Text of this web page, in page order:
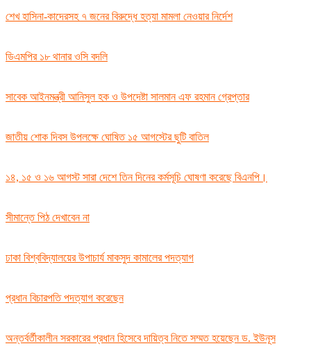
শেখ হাসিনা-কাদেরসহ ৭ জনের বিরুদ্ধে হত্যা মামলা নেওয়ার নির্দেশ
ডিএমপির ১৮ থানার ওসি বদলি
সাবেক আইনমন্ত্রী আনিসুল হক ও উপদেষ্টা সালমান এফ রহমান গ্রেপ্তার
জাতীয় শোক দিবস উপলক্ষে ঘোষিত ১৫ আগস্টের ছুটি বাতিল
১৪, ১৫ ও ১৬ আগস্ট সারা দেশে তিন দিনের কর্মসূচি ঘোষণা করেছে বিএনপি।
সীমান্তে পিঠ দেখাবেন না
ঢাকা বিশ্ববিদ্যালয়ের উপাচার্য মাকসুদ কামালের পদত্যাগ
প্রধান বিচারপতি পদত্যাগ করেছেন
অন্তর্বর্তীকালীন সরকারের প্রধান হিসেবে দায়িত্ব নিতে সম্মত হয়েছেন ড. ইউনূস